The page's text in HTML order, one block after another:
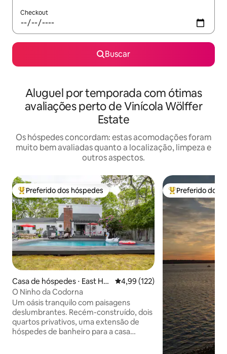
Checkout
Buscar
Aluguel por temporada com ótimas
avaliações perto de Vinícola Wölffer
Estate
Os hóspedes concordam: estas acomodações foram
muito bem avaliadas quanto a localização, limpeza e
outros aspectos.
Entre os melhores preferidos dos hóspedes
Preferido dos hóspedes
Casa de hóspedes ⋅ East Ha
mpton
4,99 de uma avaliação média de
4,99 (122)
O Ninho da Codorna
Um oásis tranquilo com paisagens
deslumbrantes. Recém-construído, dois
quartos privativos, uma extensão de
hóspedes de banheiro para a casa
Entre os
Preferido dos